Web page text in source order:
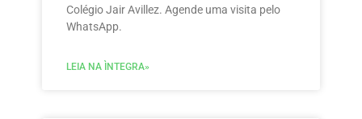
Colégio Jair Avillez. Agende uma visita pelo
WhatsApp.
LEIA NA ÌNTEGRA»